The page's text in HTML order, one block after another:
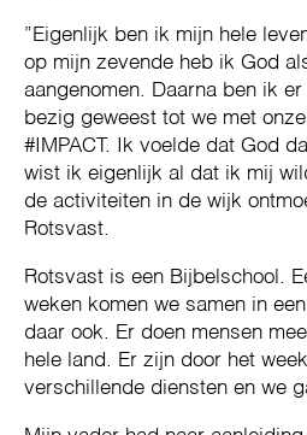
”Eigenlijk ben ik mijn hele
op mijn zevende heb ik God
aangenomen. Daarna ben ik
bezig geweest tot we met
#IMPACT. Ik voelde dat God
wist ik eigenlijk al dat ik mij
de activiteiten in de wijk
Rotsvast.
Rotsvast is een Bijbelschool.
weken komen we samen in
daar ook. Er doen mensen
hele land. Er zijn door het
verschillende diensten en we